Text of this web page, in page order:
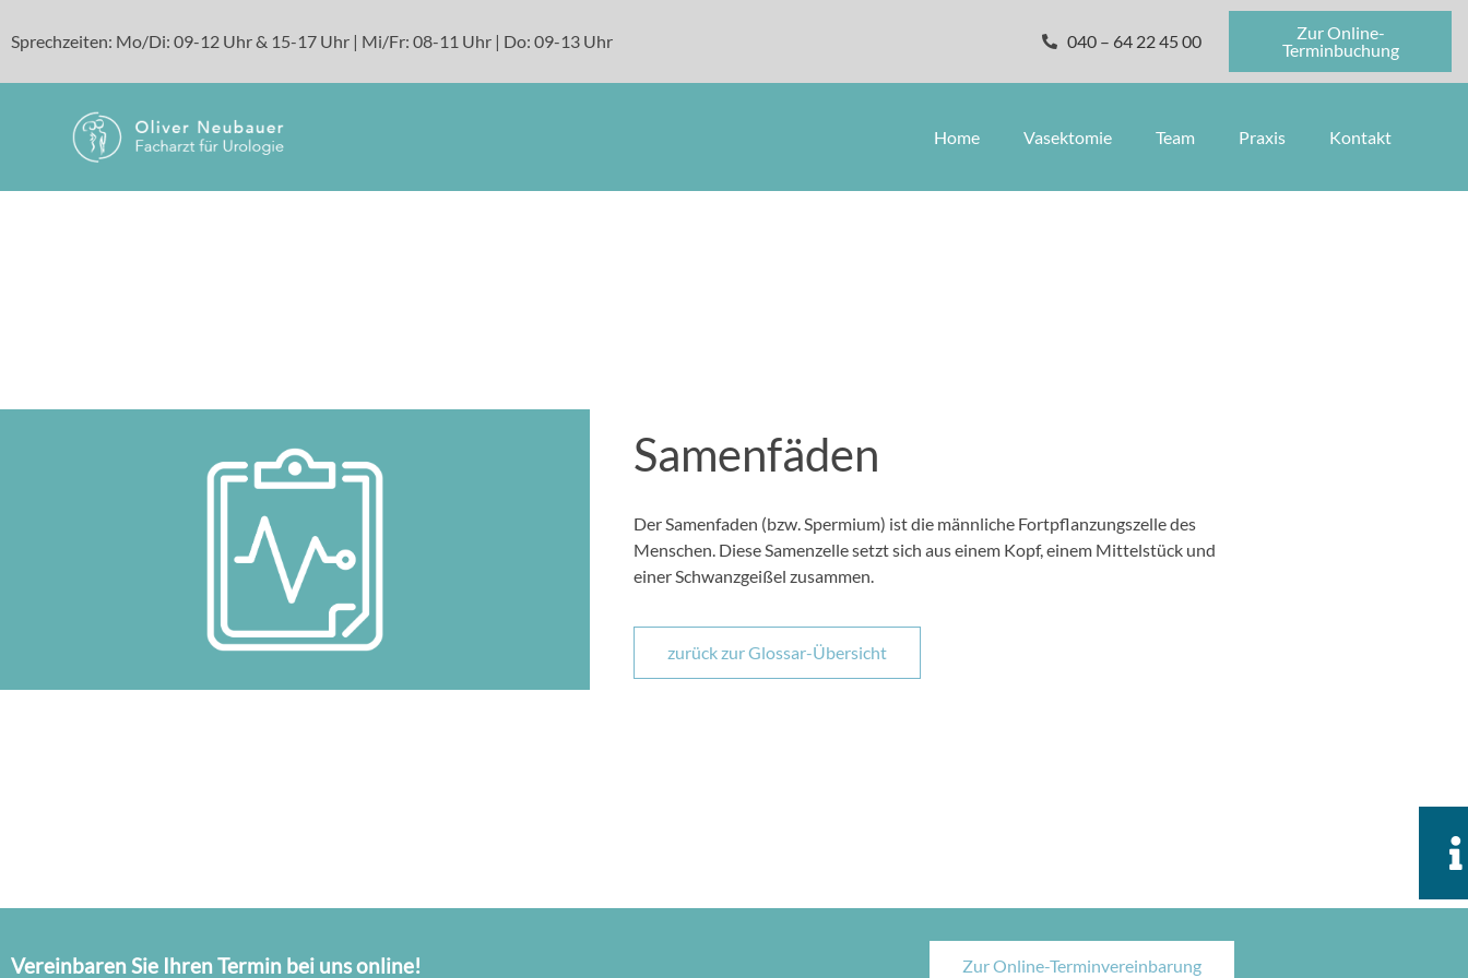
Sprechzeiten: Mo/Di: 09-12 Uhr & 15-17 Uhr | Mi/Fr: 08-11 Uhr | Do: 09-13 Uhr 040 – 64 22 45 00
Zur Online-
Terminbuchung
Home Vasektomie Team Praxis Kontakt
Samenfäden
Der Samenfaden (bzw. Spermium) ist die männliche Fortpflanzungszelle des
Menschen. Diese Samenzelle setzt sich aus einem Kopf, einem Mittelstück und
einer Schwanzgeißel zusammen.
zurück zur Glossar-Übersicht
Vereinbaren Sie Ihren Termin bei uns online! Zur Online-Terminvereinbarung